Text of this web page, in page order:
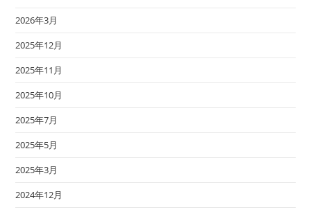
2026年3月
2025年12月
2025年11月
2025年10月
2025年7月
2025年5月
2025年3月
2024年12月